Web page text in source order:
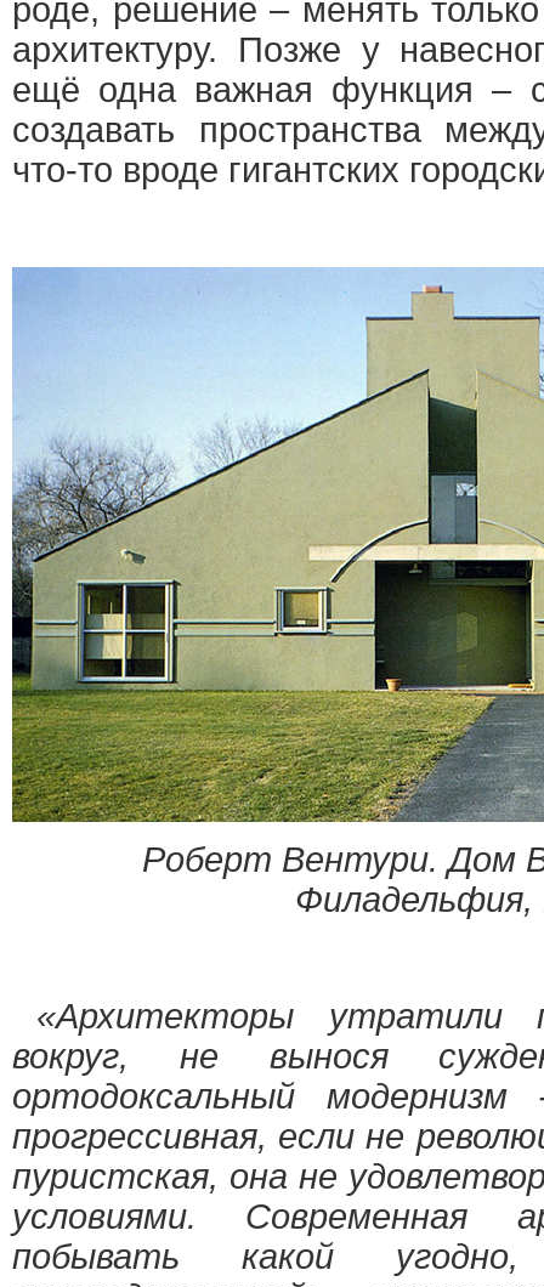
роде, решение – менять
архитектуру. Позже у
ещё одна важная функция –
создавать пространства
что-то вроде гигантских
Роберт Вентури. Дом
Филадельфия,
«Архитекторы утратили
вокруг, не вынося
ортодоксальный
прогрессивная, если не
пуристская, она не
условиями. Современная
побывать какой